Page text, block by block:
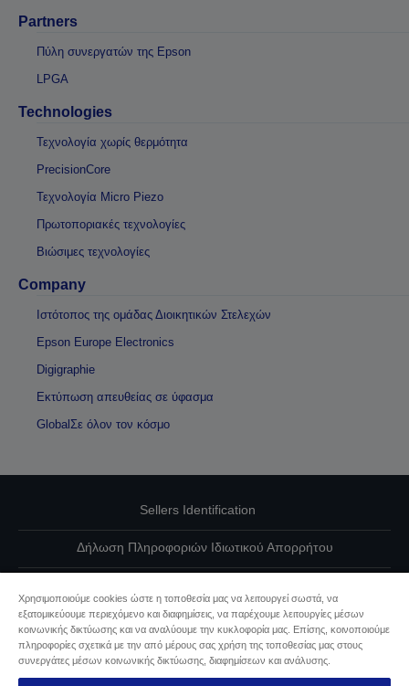
Partners
Πύλη συνεργατών της Epson
LPGA
Technologies
Τεχνολογία χωρίς θερμότητα
PrecisionCore
Τεχνολογία Micro Piezo
Πρωτοποριακές τεχνολογίες
Βιώσιμες τεχνολογίες
Company
Ιστότοπος της ομάδας Διοικητικών Στελεχών
Epson Europe Electronics
Digigraphie
Εκτύπωση απευθείας σε ύφασμα
GlobalΣε όλον τον κόσμο
Sellers Identification
Δήλωση Πληροφοριών Ιδιωτικού Απορρήτου
Επικοινωνήστε μαζί μας για τα δεδομένα σας
Πληροφορίες σχετικά με τα cookie
Χρησιμοποιούμε cookies ώστε η τοποθεσία μας να λειτουργεί σωστά, να
εξατομικεύουμε περιεχόμενο και διαφημίσεις, να παρέχουμε λειτουργίες μέσων
κοινωνικής δικτύωσης και να αναλύουμε την κυκλοφορία μας. Επίσης, κοινοποιούμε
πληροφορίες σχετικά με την από μέρους σας χρήση της τοποθεσίας μας στους
συνεργάτες μέσων κοινωνικής δικτύωσης, διαφημίσεων και ανάλυσης.